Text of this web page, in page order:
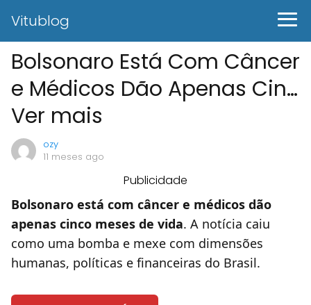
Vitublog
Bolsonaro Está Com Câncer
e Médicos Dão Apenas Cin…
Ver mais
ozy
11 meses ago
Publicidade
Bolsonaro está com câncer e médicos dão
apenas cinco meses de vida. A notícia caiu
como uma bomba e mexe com dimensões
humanas, políticas e financeiras do Brasil.